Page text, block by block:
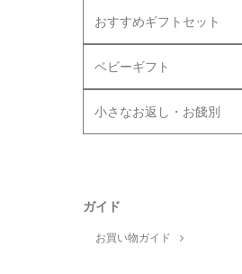
おすすめギフトセット
ベビーギフト
小さなお返し・お餞別
ガイド
お買い物ガイド